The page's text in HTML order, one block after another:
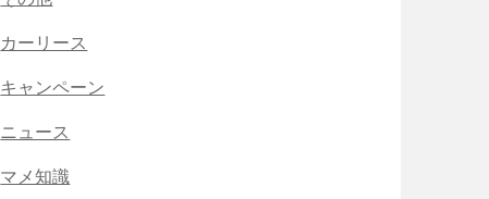
カーリース
キャンペーン
ニュース
マメ知識